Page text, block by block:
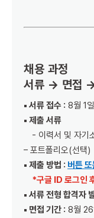
채용 과정
서류 → 면접
▪️ 서류 접수 : 8월 1
▪️ 제출 서류
- 이력서 및 자기
– 포트폴리오(선택)
▪️ 제출 방법 : 버튼
*구글 ID 로그인
▪️ 서류 전형 합격자
▪️ 면접 기간 : 8월